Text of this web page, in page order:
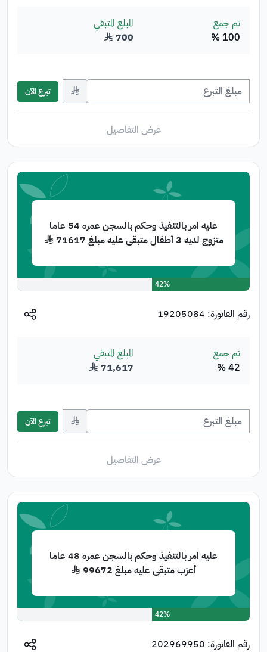
تم جمع
100 %
المبلغ المتبقي
700﷼
﷼ تبرع الآن
عرض التفاصيل
عليه امر بالتنفيذ وحكم بالسجن عمره 54 عاما
متزوج لديه 3 أطفال متبقى عليه مبلغ 71617 ﷼
42%
رقم الفاتورة:19205084
تم جمع
42 %
المبلغ المتبقي
71,617﷼
﷼ تبرع الآن
عرض التفاصيل
عليه امر بالتنفيذ وحكم بالسجن عمره 48 عاما
أعزب متبقى عليه مبلغ 99672 ﷼
42%
رقم الفاتورة:202969950